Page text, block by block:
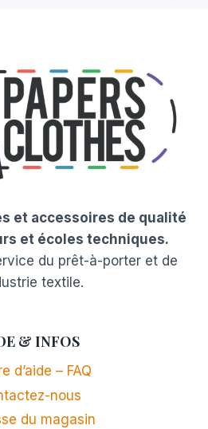
et accessoires de qualité
et écoles techniques.
du prêt-à-porter et de
textile.
& INFOS
d’aide – FAQ
nous
du magasin